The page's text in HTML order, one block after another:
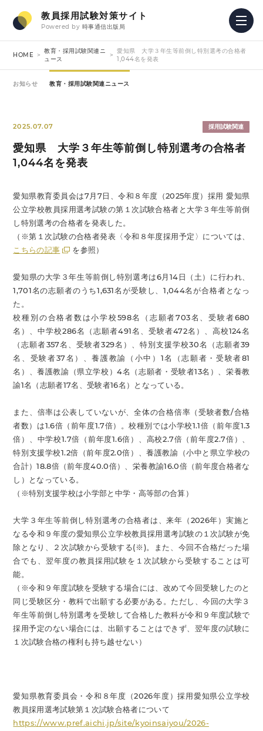
教員採用試験対策サイト
Powered by 時事通信出版局
HOME
教育・採用試験関連ニ
ュース
愛知県 大学３年生等前倒し特別選考の合格者
1,044名を発表
お知らせ 教育・採用試験関連ニュース
2025.07.07 採用試験関連
愛知県 大学３年生等前倒し特別選考の合格者
1,044名を発表
愛知県教育委員会は7月7日、令和８年度（2025年度）採用 愛知県
公立学校教員採用選考試験の第１次試験合格者と大学３年生等前倒
し特別選考の合格者を発表した。
（※第１次試験の合格者発表〈令和８年度採用予定〉については、
こちらの記事
を参照）
愛知県の大学３年生等前倒し特別選考は6月14日（土）に行われ、
1,701名の志願者のうち1,631名が受験し、1,044名が合格者となっ
た。
校種別の合格者数は小学校598名（志願者703名、受験者680
名）、中学校286名（志願者491名、受験者472名）、高校124名
（志願者357名、受験者329名）、特別支援学校30名（志願者39
名、受験者37名）、養護教諭（小中）1名（志願者・受験者81
名）、養護教諭（県立学校）4名（志願者・受験者13名）、栄養教
諭1名（志願者17名、受験者16名）となっている。
また、倍率は公表していないが、全体の合格倍率（受験者数/合格
者数）は1.6倍（前年度1.7倍）。校種別では小学校1.1倍（前年度1.3
倍）、中学校1.7倍（前年度1.6倍）、高校2.7倍（前年度2.7倍）、
特別支援学校1.2倍（前年度2.0倍）、養護教諭（小中と県立学校の
合計）18.8倍（前年度40.0倍）、栄養教諭16.0倍（前年度合格者な
し）となっている。
（※特別支援学校は小学部と中学・高等部の合算）
大学３年生等前倒し特別選考の合格者は、来年（2026年）実施と
なる令和９年度の愛知県公立学校教員採用選考試験の１次試験が免
除となり、２次試験から受験する(※)。また、今回不合格だった場
合でも、翌年度の教員採用試験を１次試験から受験することは可
能。
（※令和９年度試験を受験する場合には、改めて今回受験したのと
同じ受験区分・教科で出願する必要がある。ただし、今回の大学３
年生等前倒し特別選考を受験して合格した教科が令和９年度試験で
採用予定のない場合には、出願することはできず、翌年度の試験に
１次試験合格の権利も持ち越せない）
愛知県教育委員会・令和８年度（2026年度）採用愛知県公立学校
教員採用選考試験第１次試験合格者について
https://www.pref.aichi.jp/site/kyoinsaiyou/2026-